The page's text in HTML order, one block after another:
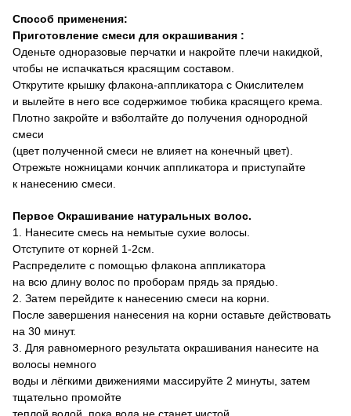
Способ применения:
Приготовление смеси для окрашивания :
Оденьте одноразовые перчатки и накройте плечи накидкой,
чтобы не испачкаться красящим составом.
Открутите крышку флакона-аппликатора с Окислителем
и вылейте в него все содержимое тюбика красящего крема.
Плотно закройте и взболтайте до получения однородной
смеси
(цвет полученной смеси не влияет на конечный цвет).
Отрежьте ножницами кончик аппликатора и приступайте
к нанесению смеси.
Первое Окрашивание натуральных волос.
1. Нанесите смесь на немытые сухие волосы.
Отступите от корней 1-2см.
Распределите с помощью флакона аппликатора
на всю длину волос по проборам прядь за прядью.
2. Затем перейдите к нанесению смеси на корни.
После завершения нанесения на корни оставьте действовать
на 30 минут.
3. Для равномерного результата окрашивания нанесите на
волосы немного
воды и лёгкими движениями массируйте 2 минуты, затем
тщательно промойте
теплой водой, пока вода не станет чистой.